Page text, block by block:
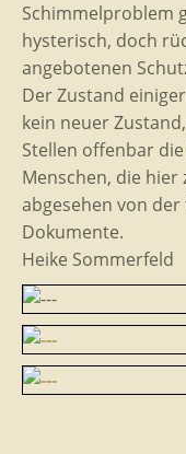
Schimmelproblem
hysterisch, doch
angebotenen
Der Zustand
kein neuer
Stellen offenbar
Menschen, die
abgesehen von
Dokumente.
Heike Sommerfeld